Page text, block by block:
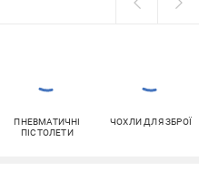
ПНЕВМАТИЧНІ
ПІСТОЛЕТИ
ЧОХЛИ ДЛЯ ЗБРОЇ